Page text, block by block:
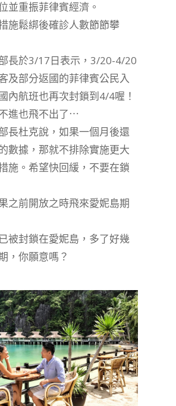
並重振菲律賓經濟。
施鬆綁後確診人數節節攀
長於3/17日表示，3/20-4/20
及部分返國的菲律賓公民入
內航班也再次封鎖到4/4喔！
進也飛不出了⋯
長杜克說，如果一個月後還
數據，那就不排除實施更大
施。希望快回緩，不要在鎖
之前開放之時飛來愛妮島期
被封鎖在愛妮島，多了好幾
，你願意嗎？